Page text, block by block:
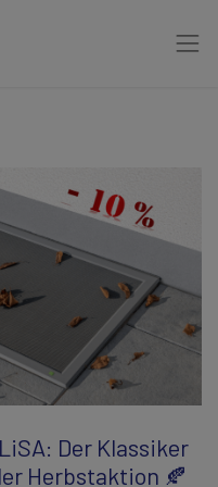
Der Klassiker
Herbstaktion 🍂